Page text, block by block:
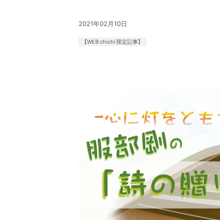
2021年02月10日
【WEB chichi 限定記事】